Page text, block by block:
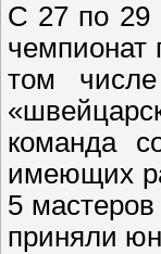
С 27 по 29
чемпионат
том
команда
имеющих
5
приняли